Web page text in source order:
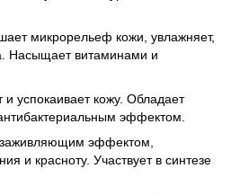
микрорельеф кожи, увлажняет,
Насыщает витаминами и
и успокаивает кожу. Обладает
эффектом.
эффектом,
и красноту. Участвует в синтезе